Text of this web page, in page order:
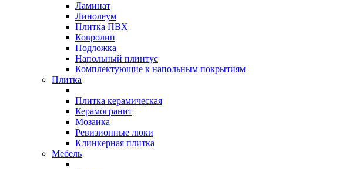
Ламинат
Линолеум
Плитка ПВХ
Ковролин
Подложка
Напольный плинтус
Комплектующие к напольным покрытиям
Плитка
Плитка керамическая
Керамогранит
Мозаика
Ревизионные люки
Клинкерная плитка
Мебель